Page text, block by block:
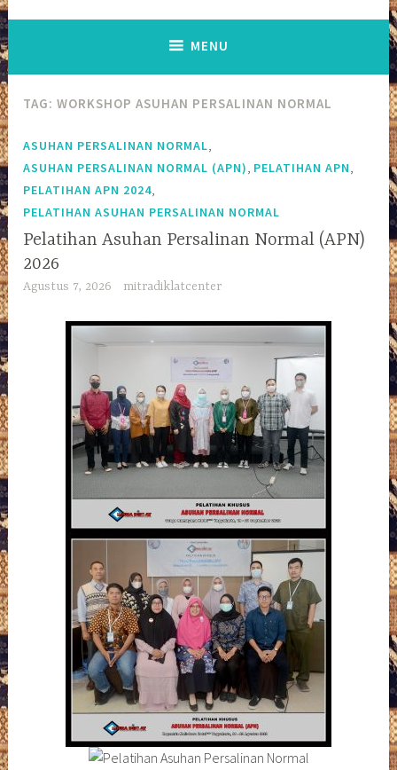
MENU
TAG:WORKSHOP ASUHAN PERSALINAN NORMAL
ASUHAN PERSALINAN NORMAL,
ASUHAN PERSALINAN NORMAL (APN), PELATIHAN APN,
PELATIHAN APN 2024,
PELATIHAN ASUHAN PERSALINAN NORMAL
Pelatihan Asuhan Persalinan Normal (APN)
2026
Agustus 7, 2026 mitradiklatcenter